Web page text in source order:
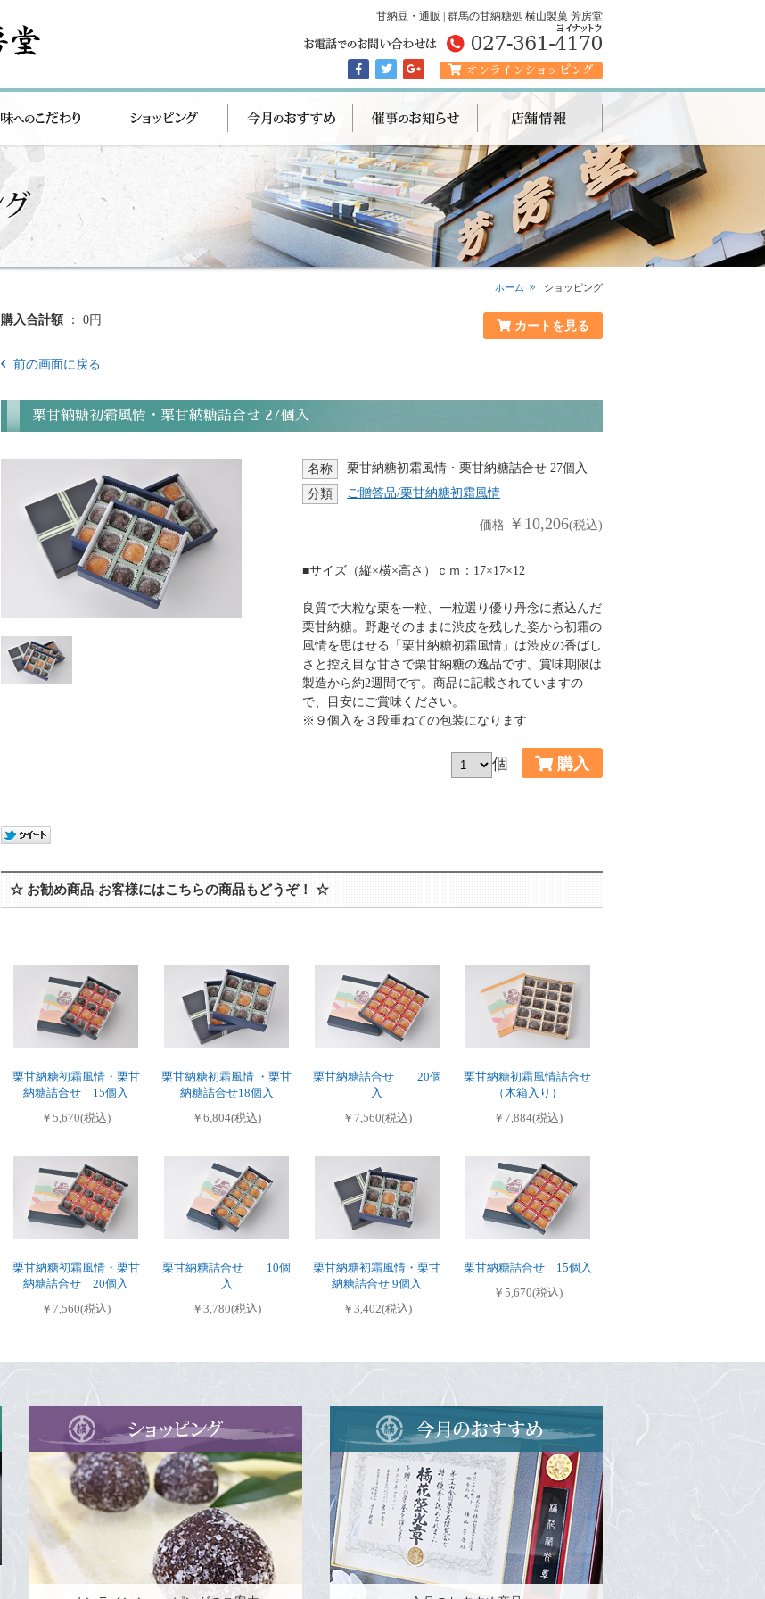
甘納豆・通販 | 群馬の甘納糖処 横山製菓 芳房堂
オンラインショッピング
ホーム ショッピング
購入合計額 ： 0円
前の画面に戻る
栗甘納糖初霜風情・栗甘納糖詰合せ 27個入
名称
栗甘納糖初霜風情・栗甘納糖詰合せ 27個入
分類
ご贈答品/栗甘納糖初霜風情
価格 ￥10,206(税込)
■サイズ（縦×横×高さ）ｃｍ：17×17×12
良質で大粒な栗を一粒、一粒選り優り丹念に煮込んだ
栗甘納糖。野趣そのままに渋皮を残した姿から初霜の
風情を思はせる「栗甘納糖初霜風情」は渋皮の香ばし
さと控え目な甘さで栗甘納糖の逸品です。賞味期限は
製造から約2週間です。商品に記載されていますの
で、目安にご賞味ください。
※９個入を３段重ねての包装になります
個
☆ お勧め商品-お客様にはこちらの商品もどうぞ！ ☆
栗甘納糖初霜風情・栗甘
納糖詰合せ 15個入
￥5,670(税込)
栗甘納糖初霜風情 ・栗甘
納糖詰合せ18個入
￥6,804(税込)
栗甘納糖詰合せ 20個
入
￥7,560(税込)
栗甘納糖初霜風情詰合せ
（木箱入り）
￥7,884(税込)
栗甘納糖初霜風情・栗甘
納糖詰合せ 20個入
￥7,560(税込)
栗甘納糖詰合せ 10個
入
￥3,780(税込)
栗甘納糖初霜風情・栗甘
納糖詰合せ 9個入
￥3,402(税込)
栗甘納糖詰合せ 15個入
￥5,670(税込)